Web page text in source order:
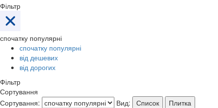
Фільтр
спочатку популярні
спочатку популярні
від дешевих
від дорогих
Фільтр
Сортування
Сортування:
Вид: Список Плитка